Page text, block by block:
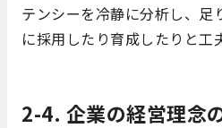
テンシーを冷静に分析し、足
に採用したり育成したりと工
2-4. 企業の経営理念